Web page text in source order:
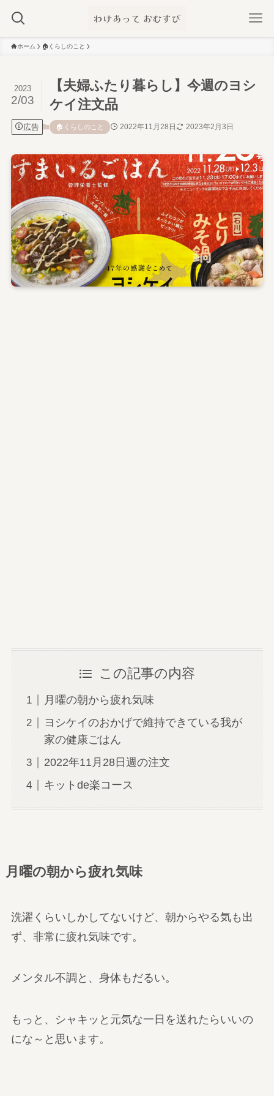
ホーム 🏠️くらしのこと
【夫婦ふたり暮らし】今週のヨシ
ケイ注文品
2023
2/03
広告 🏠️くらしのこと 2022年11月28日 2023年2月3日
この記事の内容
月曜の朝から疲れ気味
ヨシケイのおかげで維持できている我が
家の健康ごはん
2022年11月28日週の注文
キットde楽コース
月曜の朝から疲れ気味
洗濯くらいしかしてないけど、朝からやる気も出
ず、非常に疲れ気味です。
メンタル不調と、身体もだるい。
もっと、シャキッと元気な一日を送れたらいいの
にな～と思います。